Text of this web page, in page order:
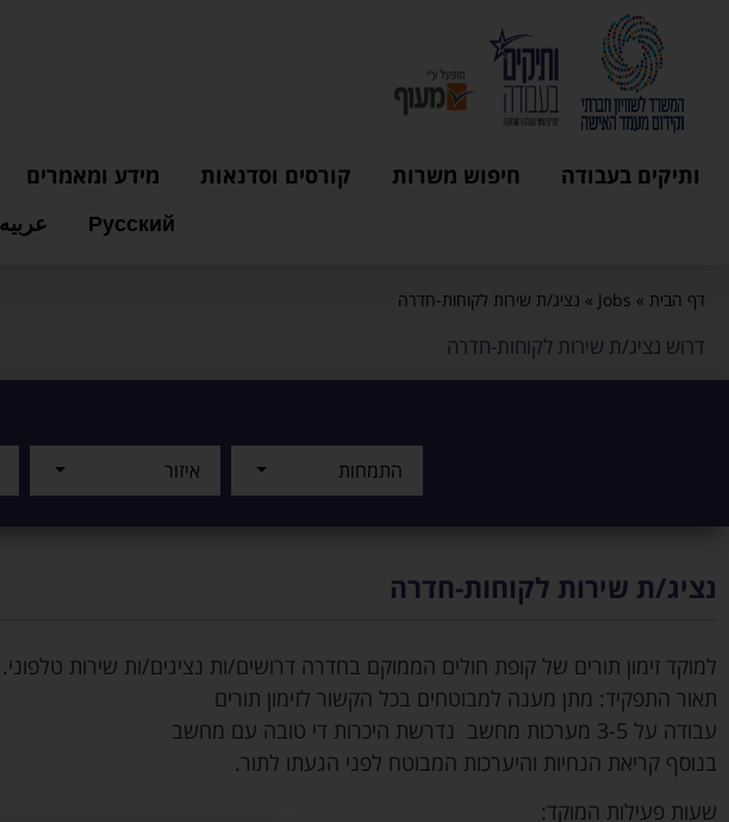
ותיקים בעבודה חיפוש משרות קורסים וסדנאות מידע ומאמרים
Русский
عربيه
דף הבית »
Jobs
» נציג/ת שירות לקוחות-חדרה
דרוש נציג/ת שירות לקוחות-חדרה
התמחות איזור
נציג/ת שירות לקוחות-חדרה
למוקד זימון תורים של קופת חולים הממוקם בחדרה דרושים/ות נציגים/ות שירות טלפוני.
תאור התפקיד: מתן מענה למבוטחים בכל הקשור לזימון תורים
עבודה על 3-5 מערכות מחשב נדרשת היכרות די טובה עם מחשב
בנוסף קריאת הנחיות והיערכות המבוטח לפני הגעתו לתור.
שעות פעילות המוקד: